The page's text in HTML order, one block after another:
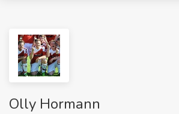
Olly Hormann